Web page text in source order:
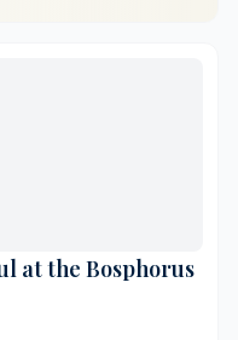
at the Bosphorus